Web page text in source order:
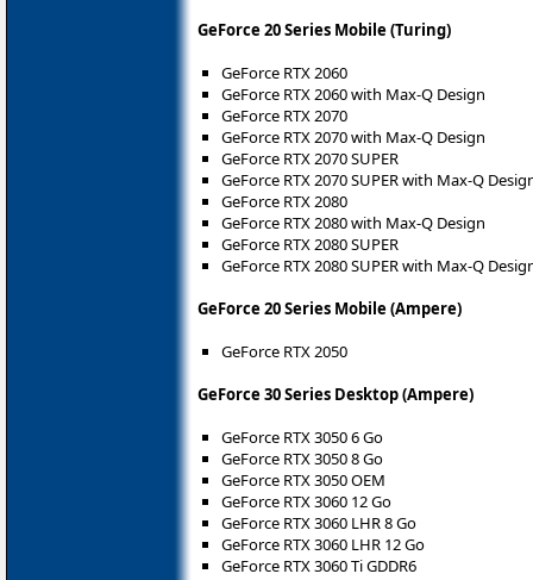
GeForce 20 Series Mobile (Turing)
GeForce RTX 2060
GeForce RTX 2060 with Max-Q Design
GeForce RTX 2070
GeForce RTX 2070 with Max-Q Design
GeForce RTX 2070 SUPER
GeForce RTX 2070 SUPER with Max-Q
GeForce RTX 2080
GeForce RTX 2080 with Max-Q Design
GeForce RTX 2080 SUPER
GeForce RTX 2080 SUPER with Max-Q
GeForce 20 Series Mobile (Ampere)
GeForce RTX 2050
GeForce 30 Series Desktop (Ampere)
GeForce RTX 3050 6 Go
GeForce RTX 3050 8 Go
GeForce RTX 3050 OEM
GeForce RTX 3060 12 Go
GeForce RTX 3060 LHR 8 Go
GeForce RTX 3060 LHR 12 Go
GeForce RTX 3060 Ti GDDR6